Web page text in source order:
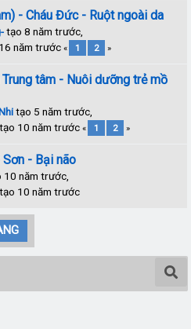
- Cháu Đức - Ruột ngoài da
tạo 8 năm trước,
năm trước« 1 2 »
tâm - Nuôi dưỡng trẻ mồ
tạo 5 năm trước,
tạo 10 năm trước« 1 2 »
- Bại não
năm trước,
tạo 10 năm trước